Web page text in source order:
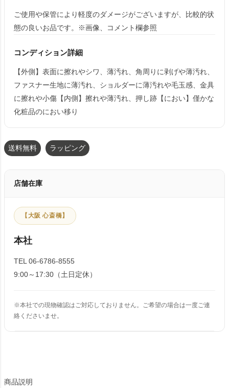
ご使用や保管により軽度のダメージがございますが、比較的状
態の良いお品です。※画像、コメント欄参照
コンディション詳細
【外側】表面に擦れやシワ、薄汚れ、角周りに剥げや薄汚れ、
ファスナー生地に薄汚れ、ショルダーに薄汚れや毛玉感、金具
に擦れや小傷【内側】擦れや薄汚れ、押し跡【におい】僅かな
化粧品のにおい移り
送料無料 ラッピング
店舗在庫
【大阪 心斎橋】
本社
TEL 06-6786-8555
9:00～17:30（土日定休）
※本社での現物確認はご対応しておりません。ご希望の場合は一度ご連
絡くださいませ。
商品説明